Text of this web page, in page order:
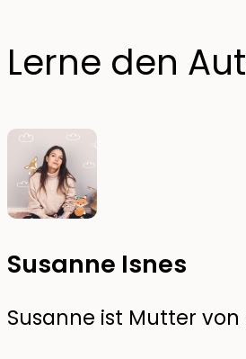
Lerne den
Susanne Isnes
Susanne ist Mutter